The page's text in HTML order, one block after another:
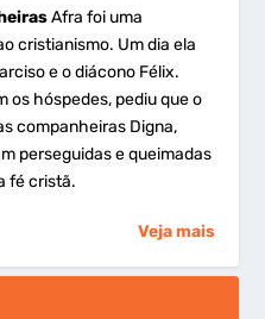
Afra foi uma
cristianismo. Um dia ela
e o diácono Félix.
os hóspedes, pediu que o
companheiras Digna,
perseguidas e queimadas
fé cristã.
Veja mais